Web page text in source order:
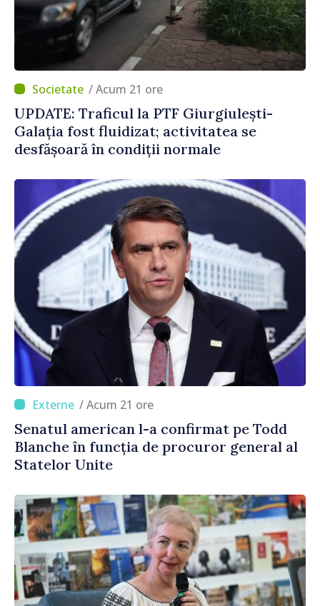
/ Acum 21 ore
UPDATE: Traficul la PTF Giurgiulești-
Galația fost fluidizat; activitatea se
desfășoară în condiții normale
/ Acum 21 ore
Senatul american l-a confirmat pe Todd
Blanche în funcția de procuror general al
Statelor Unite